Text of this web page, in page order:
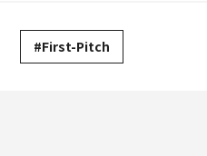
#First-Pitch